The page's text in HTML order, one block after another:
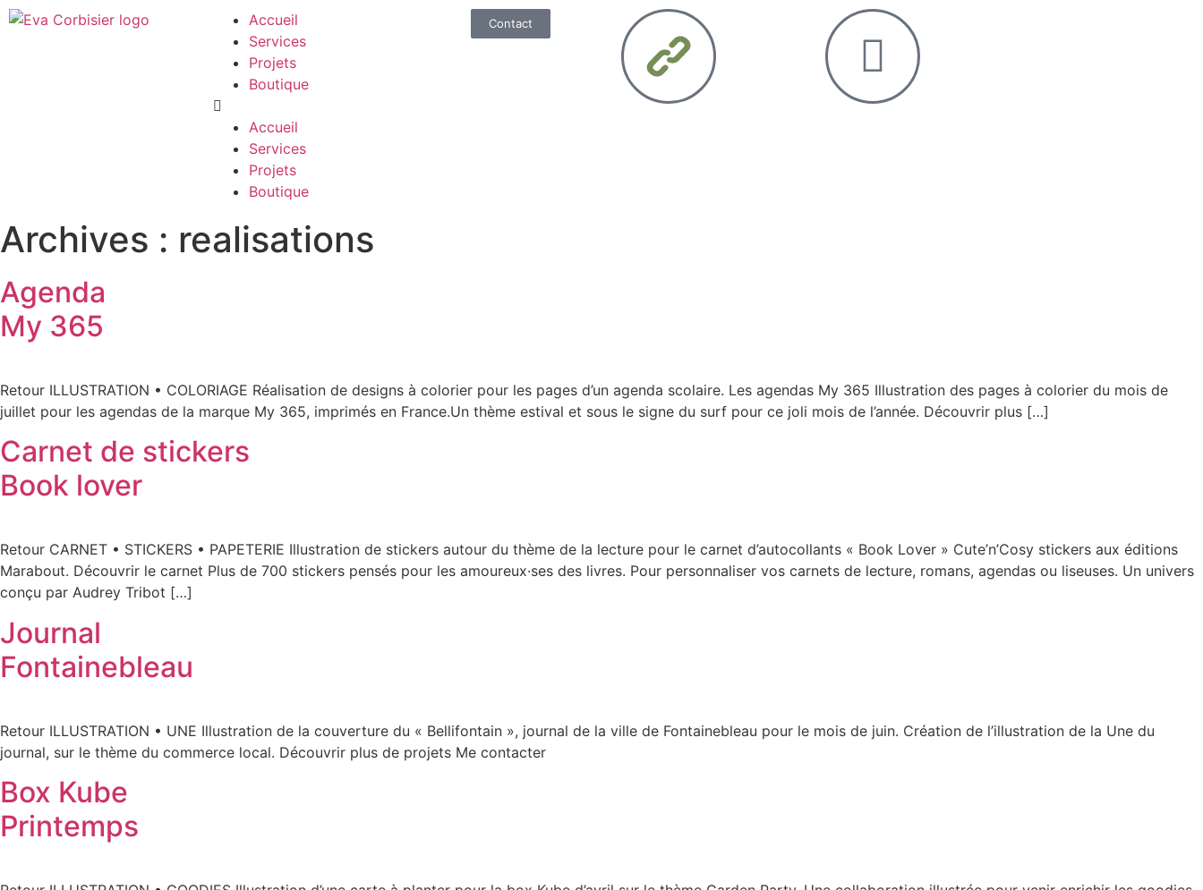
Accueil
Services
Projets
Boutique
Accueil
Services
Projets
Boutique
Contact
Archives : realisations
Agenda
My 365
Retour ILLUSTRATION • COLORIAGE Réalisation de designs à colorier pour les pages d’un agenda scolaire. Les agendas My 365 Illustration des pages à colorier du mois de
juillet pour les agendas de la marque My 365, imprimés en France.Un thème estival et sous le signe du surf pour ce joli mois de l’année. Découvrir plus […]
Carnet de stickers
Book lover
Retour CARNET • STICKERS • PAPETERIE Illustration de stickers autour du thème de la lecture pour le carnet d’autocollants « Book Lover » Cute’n’Cosy stickers aux éditions
Marabout. Découvrir le carnet Plus de 700 stickers pensés pour les amoureux·ses des livres. Pour personnaliser vos carnets de lecture, romans, agendas ou liseuses. Un univers
conçu par Audrey Tribot […]
Journal
Fontainebleau
Retour ILLUSTRATION • UNE Illustration de la couverture du « Bellifontain », journal de la ville de Fontainebleau pour le mois de juin. Création de l’illustration de la Une du
journal, sur le thème du commerce local. Découvrir plus de projets Me contacter
Box Kube
Printemps